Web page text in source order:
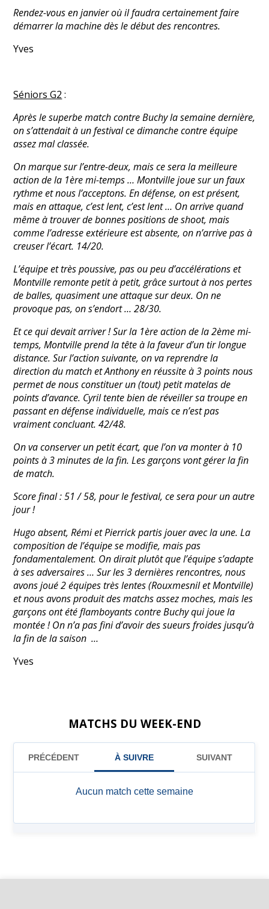
Rendez-vous en janvier où il faudra certainement faire
démarrer la machine dès le début des rencontres.
Yves
Séniors G2 :
Après le superbe match contre Buchy la semaine dernière,
on s’attendait à un festival ce dimanche contre équipe
assez mal classée.
On marque sur l’entre-deux, mais ce sera la meilleure
action de la 1ère mi-temps … Montville joue sur un faux
rythme et nous l’acceptons. En défense, on est présent,
mais en attaque, c’est lent, c’est lent … On arrive quand
même à trouver de bonnes positions de shoot, mais
comme l’adresse extérieure est absente, on n’arrive pas à
creuser l’écart. 14/20.
L’équipe et très poussive, pas ou peu d’accélérations et
Montville remonte petit à petit, grâce surtout à nos pertes
de balles, quasiment une attaque sur deux. On ne
provoque pas, on s’endort … 28/30.
Et ce qui devait arriver ! Sur la 1ère action de la 2ème mi-
temps, Montville prend la tête à la faveur d’un tir longue
distance. Sur l’action suivante, on va reprendre la
direction du match et Anthony en réussite à 3 points nous
permet de nous constituer un (tout) petit matelas de
points d’avance. Cyril tente bien de réveiller sa troupe en
passant en défense individuelle, mais ce n’est pas
vraiment concluant. 42/48.
On va conserver un petit écart, que l’on va monter à 10
points à 3 minutes de la fin. Les garçons vont gérer la fin
de match.
Score final : 51 / 58, pour le festival, ce sera pour un autre
jour !
Hugo absent, Rémi et Pierrick partis jouer avec la une. La
composition de l’équipe se modifie, mais pas
fondamentalement. On dirait plutôt que l’équipe s’adapte
à ses adversaires … Sur les 3 dernières rencontres, nous
avons joué 2 équipes très lentes (Rouxmesnil et Montville)
et nous avons produit des matchs assez moches, mais les
garçons ont été flamboyants contre Buchy qui joue la
montée ! On n’a pas fini d’avoir des sueurs froides jusqu’à
la fin de la saison …
Yves
MATCHS DU WEEK-END